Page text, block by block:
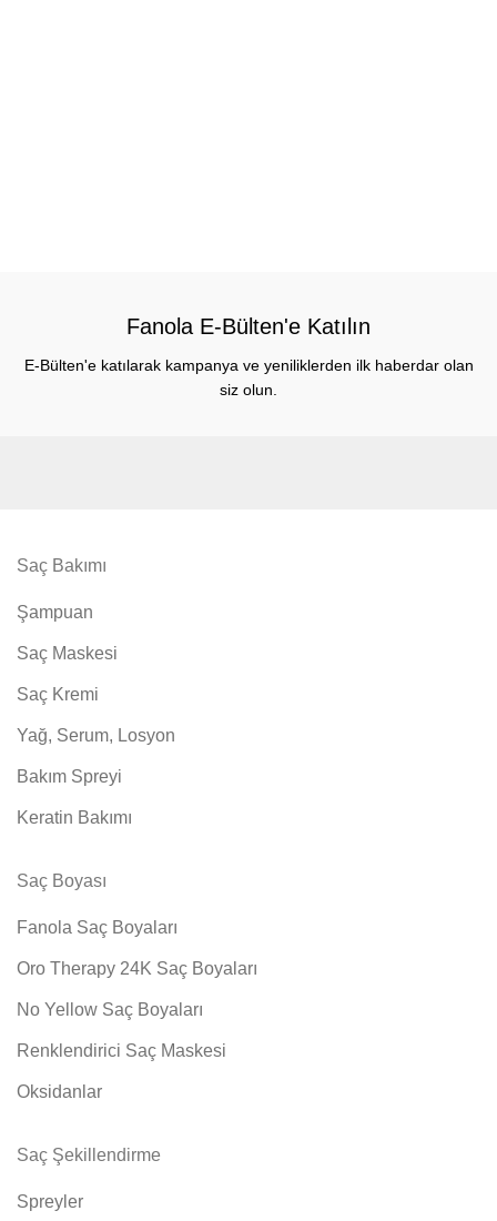
Fanola E-Bülten'e Katılın
E-Bülten'e katılarak kampanya ve yeniliklerden ilk haberdar olan
siz olun.
Saç Bakımı
Şampuan
Saç Maskesi
Saç Kremi
Yağ, Serum, Losyon
Bakım Spreyi
Keratin Bakımı
Saç Boyası
Fanola Saç Boyaları
Oro Therapy 24K Saç Boyaları
No Yellow Saç Boyaları
Renklendirici Saç Maskesi
Oksidanlar
Saç Şekillendirme
Spreyler